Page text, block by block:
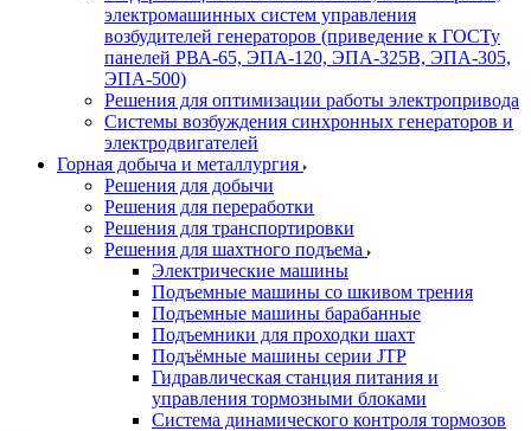
электромашинных систем управления
возбудителей генераторов (приведение к ГОСТу
панелей РВА-65, ЭПА-120, ЭПА-325В, ЭПА-305,
ЭПА-500)
Решения для оптимизации работы электропривода
Системы возбуждения синхронных генераторов и
электродвигателей
Горная добыча и металлургия
Решения для добычи
Решения для переработки
Решения для транспортировки
Решения для шахтного подъема
Электрические машины
Подъемные машины со шкивом трения
Подъемные машины барабанные
Подъемники для проходки шахт
Подъёмные машины серии JTP
Гидравлическая станция питания и
управления тормозными блоками
Система динамического контроля тормозов